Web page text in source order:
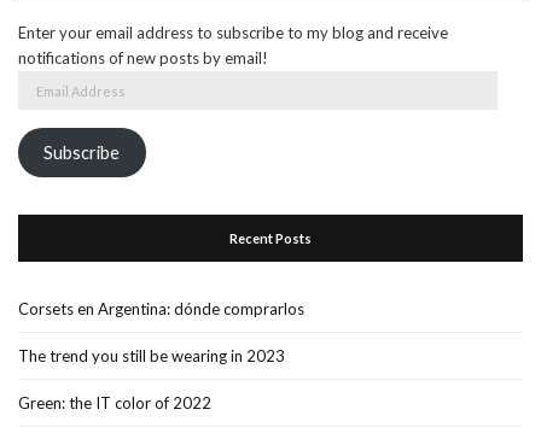
Enter your email address to subscribe to my blog and receive
notifications of new posts by email!
Subscribe
Recent Posts
Corsets en Argentina: dónde comprarlos
The trend you still be wearing in 2023
Green: the IT color of 2022